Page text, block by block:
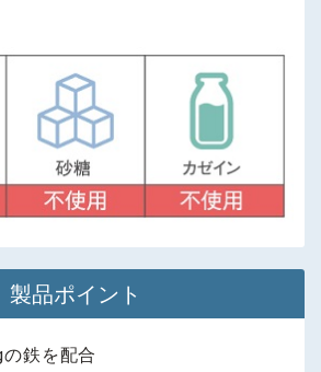
製品ポイント
の鉄を配合